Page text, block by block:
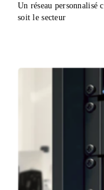
Un réseau personnalisé
soit le secteur